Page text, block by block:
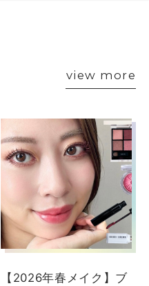
ド担当者のおすす
view more
【2026年春メイク】ブ